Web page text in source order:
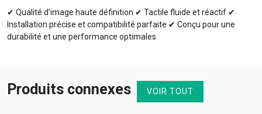
✔ Qualité d’image haute définition ✔ Tactile fluide et réactif ✔
Installation précise et compatibilité parfaite ✔ Conçu pour une
durabilité et une performance optimales
Produits connexes VOIR TOUT